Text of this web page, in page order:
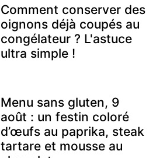
Comment conserver des
oignons déjà coupés au
congélateur ? L'astuce
ultra simple !
Menu sans gluten, 9
août : un festin coloré
d’œufs au paprika, steak
tartare et mousse au